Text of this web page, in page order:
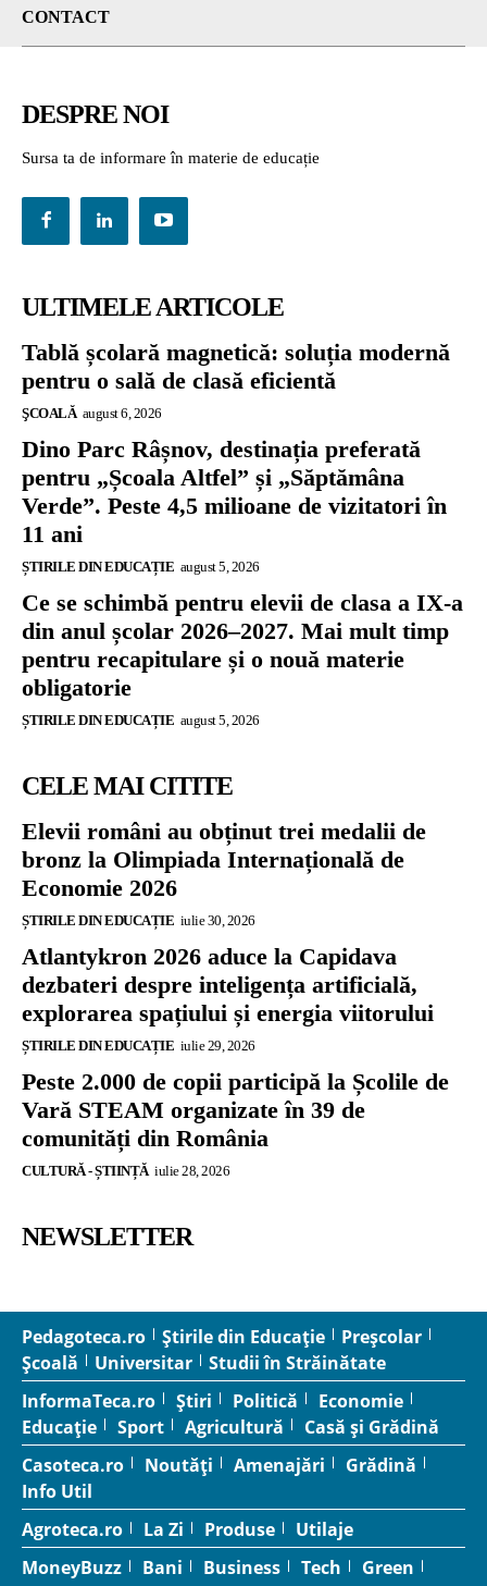
CONTACT
DESPRE NOI
Sursa ta de informare în materie de educație
ULTIMELE ARTICOLE
Tablă școlară magnetică: soluția modernă
pentru o sală de clasă eficientă
ŞCOALĂ august 6, 2026
Dino Parc Râșnov, destinația preferată
pentru „Școala Altfel” și „Săptămâna
Verde”. Peste 4,5 milioane de vizitatori în
11 ani
ȘTIRILE DIN EDUCAȚIE august 5, 2026
Ce se schimbă pentru elevii de clasa a IX-a
din anul școlar 2026–2027. Mai mult timp
pentru recapitulare și o nouă materie
obligatorie
ȘTIRILE DIN EDUCAȚIE august 5, 2026
CELE MAI CITITE
Elevii români au obținut trei medalii de
bronz la Olimpiada Internațională de
Economie 2026
ȘTIRILE DIN EDUCAȚIE iulie 30, 2026
Atlantykron 2026 aduce la Capidava
dezbateri despre inteligența artificială,
explorarea spațiului și energia viitorului
ȘTIRILE DIN EDUCAȚIE iulie 29, 2026
Peste 2.000 de copii participă la Școlile de
Vară STEAM organizate în 39 de
comunități din România
CULTURĂ - ȘTIINȚĂ iulie 28, 2026
NEWSLETTER
Pedagoteca.ro Știrile din Educație
Preșcolar
Școală
Universitar
Studii în Străinătate
InformaTeca.ro
Știri Politică
Economie
Educație
Sport Agricultură
Casă și Grădină
Casoteca.ro
Noutăți Amenajări
Grădină
Info Util
Agroteca.ro
La Zi Produse
Utilaje
MoneyBuzz
Bani Business Tech
Green